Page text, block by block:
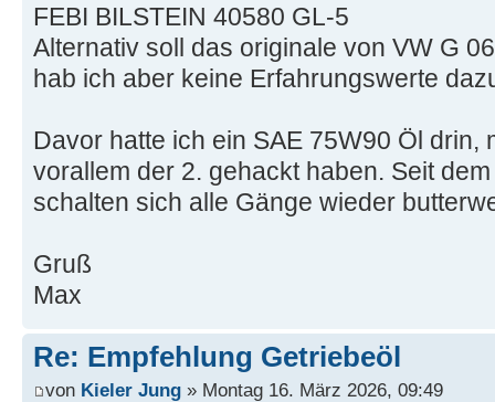
FEBI BILSTEIN 40580 GL-5
Alternativ soll das originale von VW G
hab ich aber keine Erfahrungswerte
Davor hatte ich ein SAE 75W90 Öl drin,
vorallem der 2. gehackt haben. Seit
schalten sich alle Gänge wieder
Gruß
Max
Re: Empfehlung Getriebeöl
von Kieler Jung » Montag 16. März 2026, 09:49